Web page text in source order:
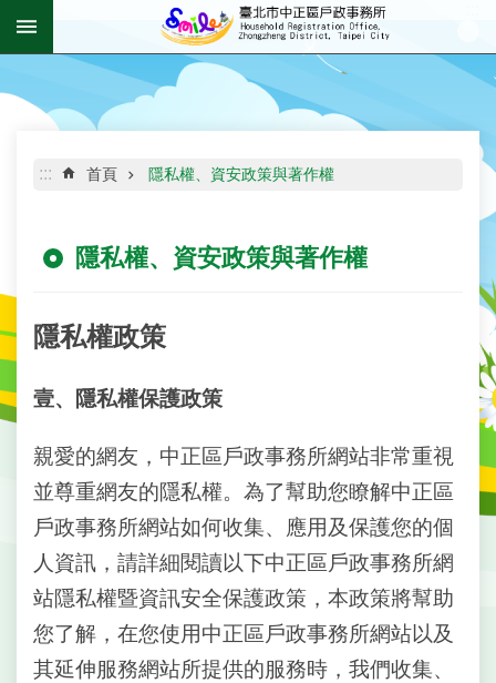
跳到主要內容區塊
搜
機
紹
訊
開
戶
政
資
訊
網
路
服
::: 首頁 隱私權、資安政策與著作權
隱私權、資安政策與著作權
隱私權政策
壹、隱私權保護政策
親愛的網友，中正區戶政事務所網站非常重視
並尊重網友的隱私權。為了幫助您瞭解中正區
戶政事務所網站如何收集、應用及保護您的個
人資訊，請詳細閱讀以下中正區戶政事務所網
站隱私權暨資訊安全保護政策，本政策將幫助
您了解，在您使用中正區戶政事務所網站以及
其延伸服務網站所提供的服務時，我們收集、